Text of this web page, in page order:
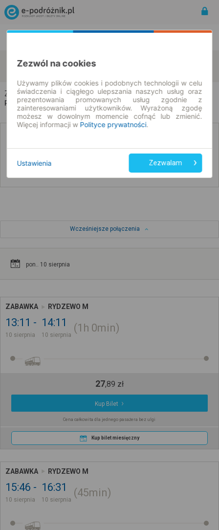
Zabawka Rydzewo
Zabawka → Rydzewo
Rozkład jazdy i bilety
Poniżej przedstawiamy dostępne połączenia z innych dat
Wcześniejsze połączenia
pon.. 10 sierpnia
ZABAWKA RYDZEWO M
13:11
10 sierpnia
14:11
10 sierpnia
1h 0min
27,89 zł
Kup Bilet
Cena całkowita dla jednego pasażera bez ulgi
Kup bilet miesięczny
ZABAWKA RYDZEWO M
15:46
10 sierpnia
16:31
10 sierpnia
45min
Zezwól na cookies
Używamy plików cookies i podobnych technologii w celu
świadczenia i ciągłego ulepszania naszych usług oraz
prezentowania promowanych usług zgodnie z
zainteresowaniami użytkowników. Wyrażoną zgodę
możesz w dowolnym momencie cofnąć lub zmienić.
Więcej informacji w Polityce prywatności.
Ustawienia Zezwalam